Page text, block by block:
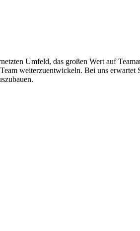
Umfeld, das großen Wert auf
weiterzuentwickeln. Bei uns erwartet